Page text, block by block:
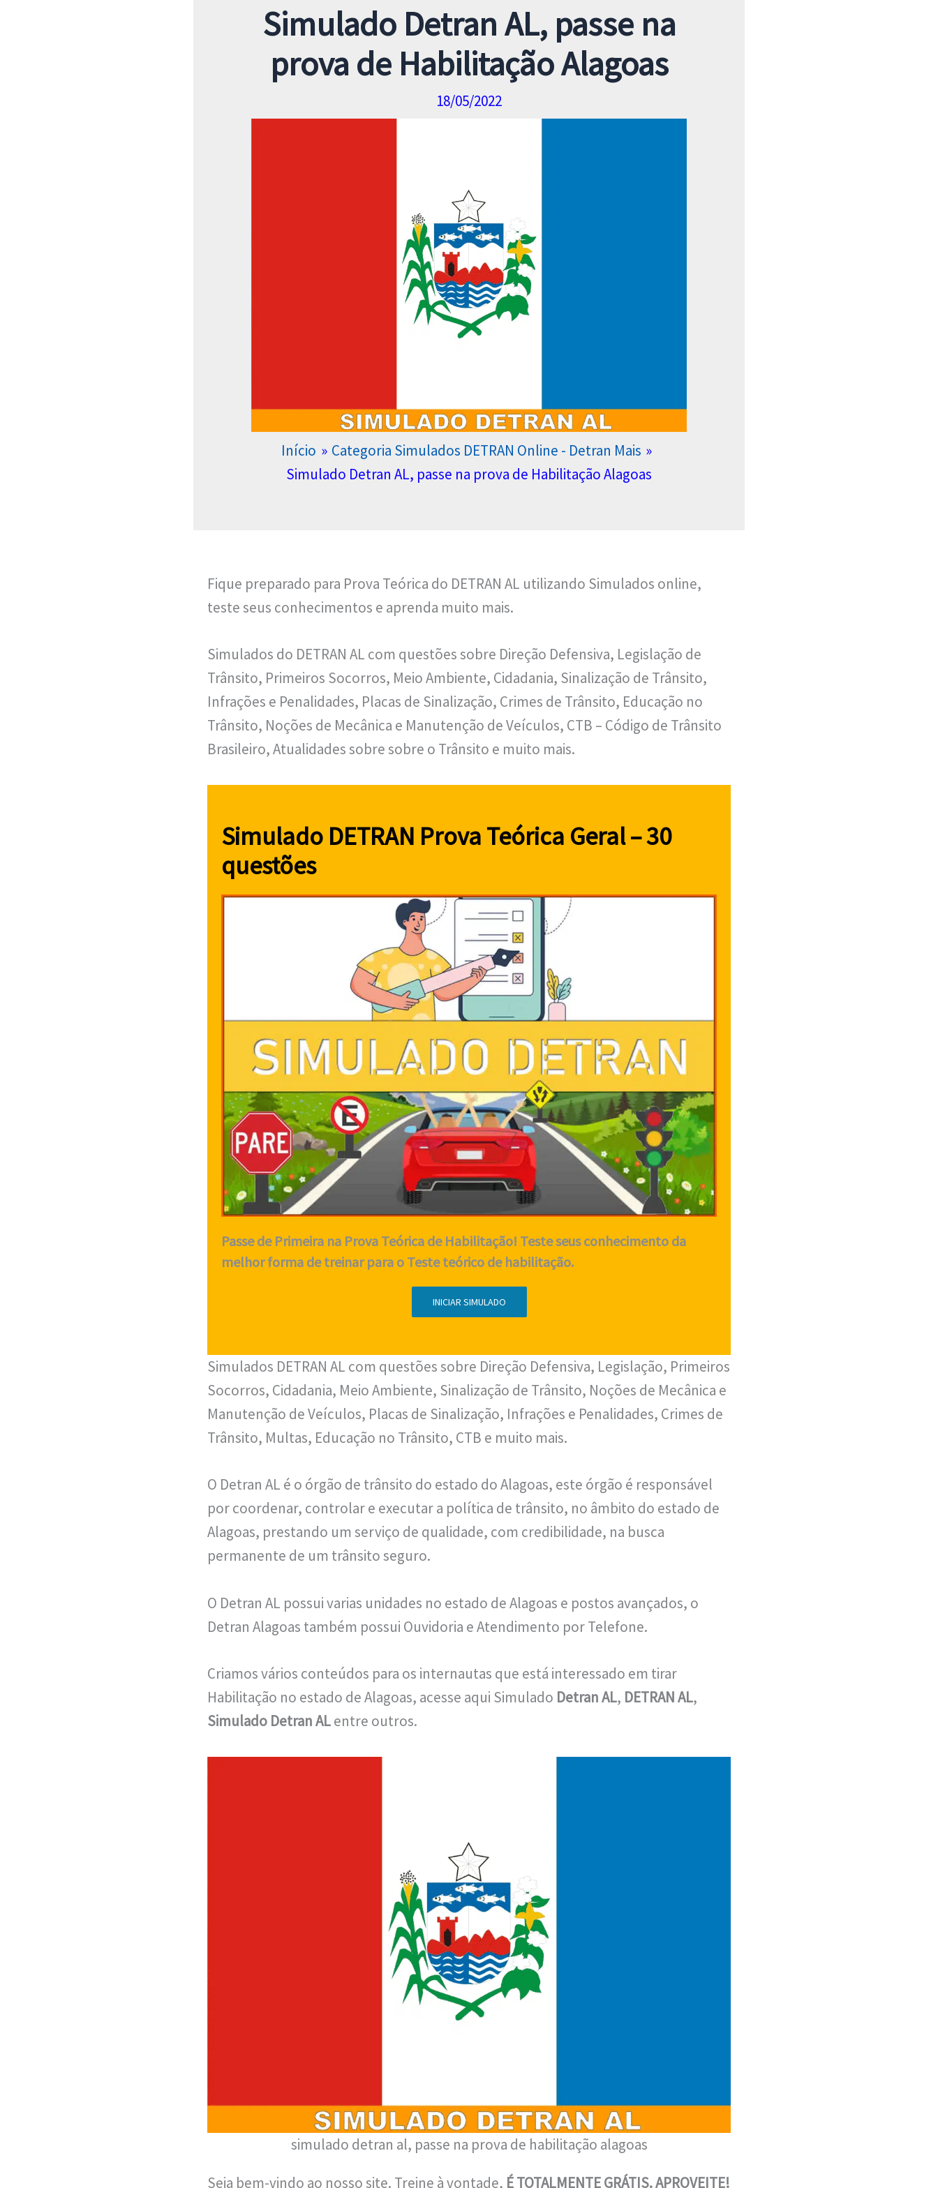
Simulado Detran AL, passe na
prova de Habilitação Alagoas
18/05/2022
Início
Categoria Simulados DETRAN Online - Detran Mais
Simulado Detran AL, passe na prova de Habilitação Alagoas
Fique preparado para Prova Teórica do DETRAN AL utilizando Simulados online,
teste seus conhecimentos e aprenda muito mais.
Simulados do DETRAN AL com questões sobre Direção Defensiva, Legislação de
Trânsito, Primeiros Socorros, Meio Ambiente, Cidadania, Sinalização de Trânsito,
Infrações e Penalidades, Placas de Sinalização, Crimes de Trânsito, Educação no
Trânsito, Noções de Mecânica e Manutenção de Veículos, CTB – Código de Trânsito
Brasileiro, Atualidades sobre sobre o Trânsito e muito mais.
Simulado DETRAN Prova Teórica Geral – 30
questões
Passe de Primeira na Prova Teórica de Habilitação! Teste seus conhecimento da
melhor forma de treinar para o Teste teórico de habilitação.
INICIAR SIMULADO
Simulados DETRAN AL com questões sobre Direção Defensiva, Legislação, Primeiros
Socorros, Cidadania, Meio Ambiente, Sinalização de Trânsito, Noções de Mecânica e
Manutenção de Veículos, Placas de Sinalização, Infrações e Penalidades, Crimes de
Trânsito, Multas, Educação no Trânsito, CTB e muito mais.
O Detran AL é o órgão de trânsito do estado do Alagoas, este órgão é responsável
por coordenar, controlar e executar a política de trânsito, no âmbito do estado de
Alagoas, prestando um serviço de qualidade, com credibilidade, na busca
permanente de um trânsito seguro.
O Detran AL possui varias unidades no estado de Alagoas e postos avançados, o
Detran Alagoas também possui Ouvidoria e Atendimento por Telefone.
Criamos vários conteúdos para os internautas que está interessado em tirar
Habilitação no estado de Alagoas, acesse aqui Simulado Detran AL, DETRAN AL,
Simulado Detran ALentre outros.
simulado detran al, passe na prova de habilitação alagoas
Seja bem-vindo ao nosso site. Treine à vontade, É TOTALMENTE GRÁTIS. APROVEITE!